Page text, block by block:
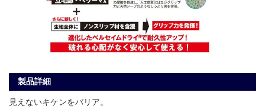
製品詳細
見えないキケンをバリア。